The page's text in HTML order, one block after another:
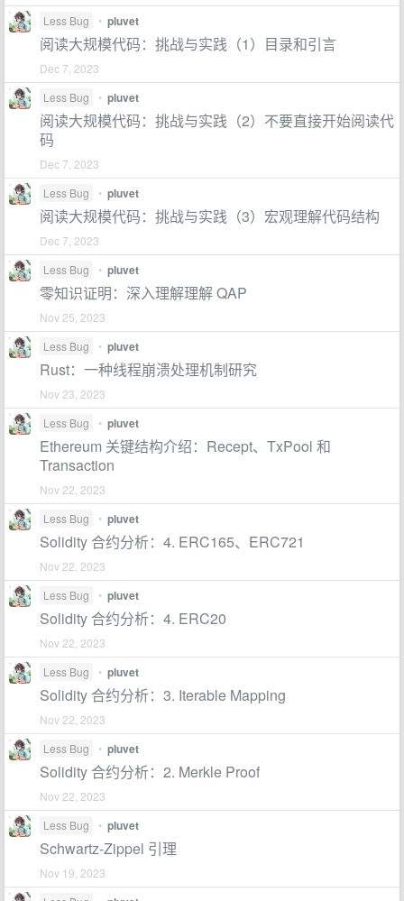
Less Bug
• pluvet
阅读大规模代码：挑战与实践（1）目录和引言
Dec 7, 2023
Less Bug
• pluvet
阅读大规模代码：挑战与实践（2）不要直接开始阅读代
码
Dec 7, 2023
Less Bug
• pluvet
阅读大规模代码：挑战与实践（3）宏观理解代码结构
Dec 7, 2023
Less Bug
• pluvet
零知识证明：深入理解理解 QAP
Nov 25, 2023
Less Bug
• pluvet
Rust：一种线程崩溃处理机制研究
Nov 23, 2023
Less Bug
• pluvet
Ethereum 关键结构介绍：Recept、TxPool 和
Transaction
Nov 22, 2023
Less Bug
• pluvet
Solidity 合约分析：4. ERC165、ERC721
Nov 22, 2023
Less Bug
• pluvet
Solidity 合约分析：4. ERC20
Nov 22, 2023
Less Bug
• pluvet
Solidity 合约分析：3. Iterable Mapping
Nov 22, 2023
Less Bug
• pluvet
Solidity 合约分析：2. Merkle Proof
Nov 22, 2023
Less Bug
• pluvet
Schwartz-Zippel 引理
Nov 19, 2023